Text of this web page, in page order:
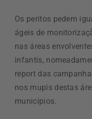
Os peritos pedem
ágeis de
nas áreas
infantis,
report das
nos mupis destas
municípios.